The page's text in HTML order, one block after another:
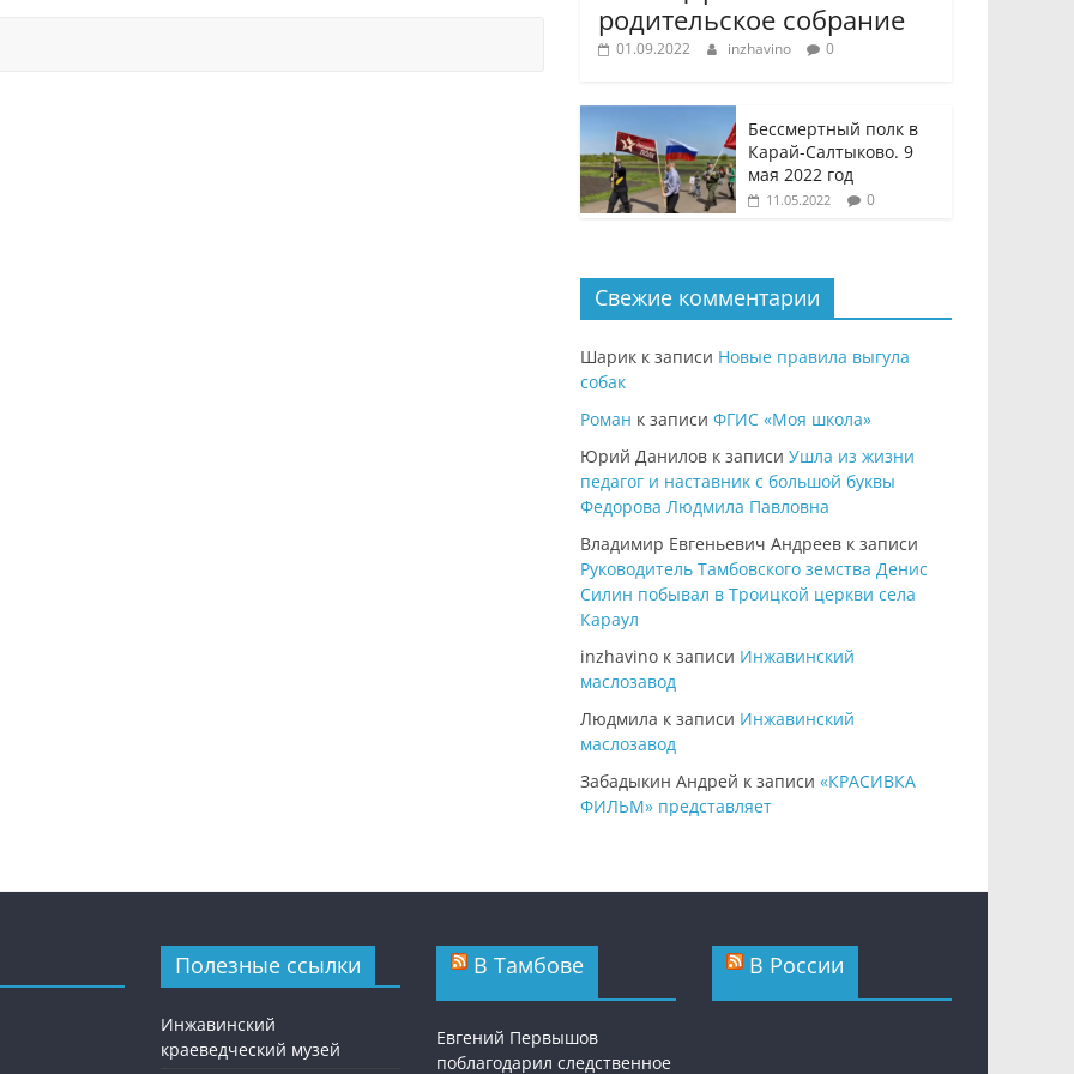
родительское собрание
01.09.2022 inzhavino 0
Бессмертный полк в
Карай-Салтыково. 9
мая 2022 год
11.05.2022 0
Свежие комментарии
Шарик к записи Новые правила выгула
собак
Роман к записи ФГИС «Моя школа»
Юрий Данилов к записи Ушла из жизни
педагог и наставник с большой буквы
Федорова Людмила Павловна
Владимир Евгеньевич Андреев к записи
Руководитель Тамбовского земства Денис
Силин побывал в Троицкой церкви села
Караул
inzhavino к записи Инжавинский
маслозавод
Людмила к записи Инжавинский
маслозавод
Забадыкин Андрей к записи «КРАСИВКА
ФИЛЬМ» представляет
Полезные ссылки
Инжавинский
краеведческий музей
В Тамбове
Евгений Первышов
поблагодарил следственное
В России